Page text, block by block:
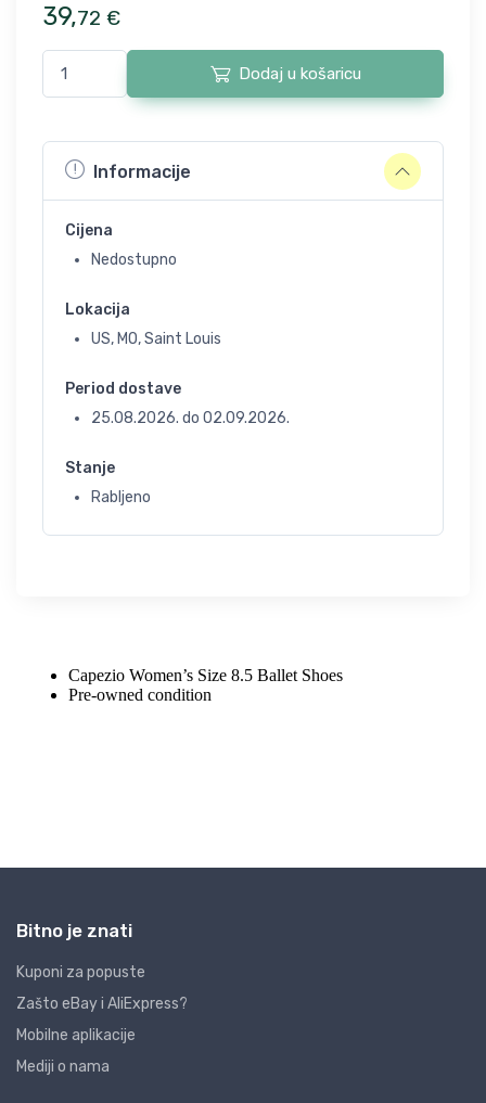
39,72 €
Dodaj u košaricu
Informacije
Cijena
Nedostupno
Lokacija
US, MO, Saint Louis
Period dostave
25.08.2026. do 02.09.2026.
Stanje
Rabljeno
Bitno je znati
Kuponi za popuste
Zašto eBay i AliExpress?
Mobilne aplikacije
Mediji o nama